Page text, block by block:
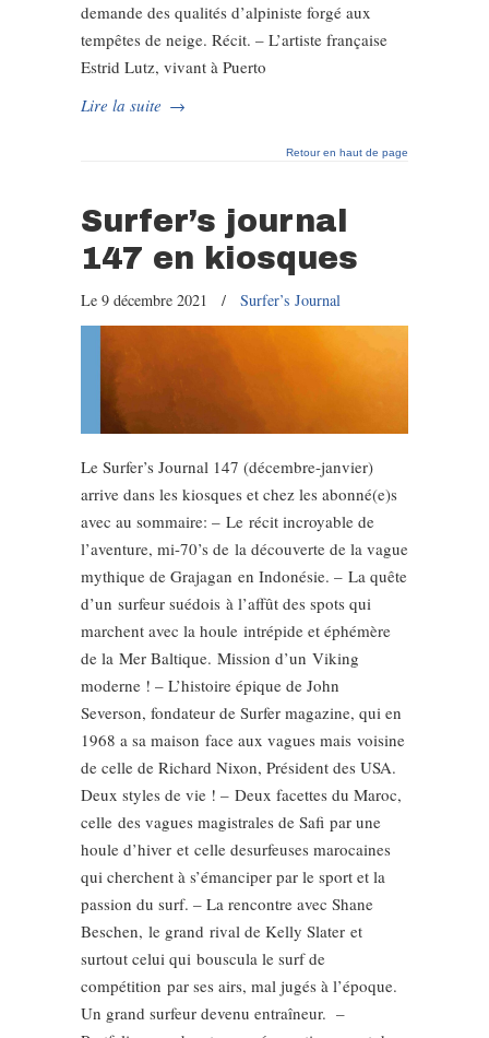
demande des qualités d’alpiniste forgé aux
tempêtes de neige. Récit. – L’artiste française
Estrid Lutz, vivant à Puerto
Lire la suite →
Retour en haut de page
Surfer’s journal
147 en kiosques
Le 9 décembre 2021 / Surfer’s Journal
Le Surfer’s Journal 147 (décembre-janvier)
arrive dans les kiosques et chez les abonné(e)s
avec au sommaire: – Le récit incroyable de
l’aventure, mi-70’s de la découverte de la vague
mythique de Grajagan en Indonésie. – La quête
d’un surfeur suédois à l’affût des spots qui
marchent avec la houle intrépide et éphémère
de la Mer Baltique. Mission d’un Viking
moderne ! – L’histoire épique de John
Severson, fondateur de Surfer magazine, qui en
1968 a sa maison face aux vagues mais voisine
de celle de Richard Nixon, Président des USA.
Deux styles de vie ! – Deux facettes du Maroc,
celle des vagues magistrales de Safi par une
houle d’hiver et celle desurfeuses marocaines
qui cherchent à s’émanciper par le sport et la
passion du surf. – La rencontre avec Shane
Beschen, le grand rival de Kelly Slater et
surtout celui qui bouscula le surf de
compétition par ses airs, mal jugés à l’époque.
Un grand surfeur devenu entraîneur. –